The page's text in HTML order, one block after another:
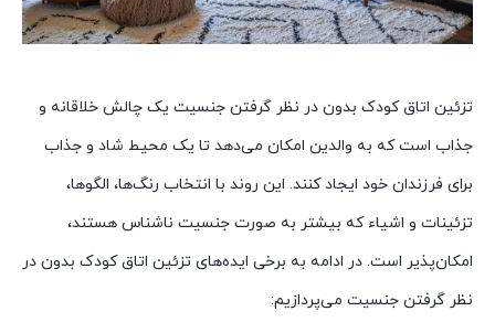
تزئین اتاق کودک بدون در نظر گرفتن جنسیت یک چالش خلاقانه و
جذاب است که به والدین امکان می‌دهد تا یک محیط شاد و جذاب
برای فرزندان خود ایجاد کنند. این روند با انتخاب رنگ‌ها، الگوها،
تزئینات و اشیاء که بیشتر به صورت جنسیت ناشناس هستند،
امکان‌پذیر است. در ادامه به برخی ایده‌های تزئین اتاق کودک بدون در
نظر گرفتن جنسیت می‌پردازیم: